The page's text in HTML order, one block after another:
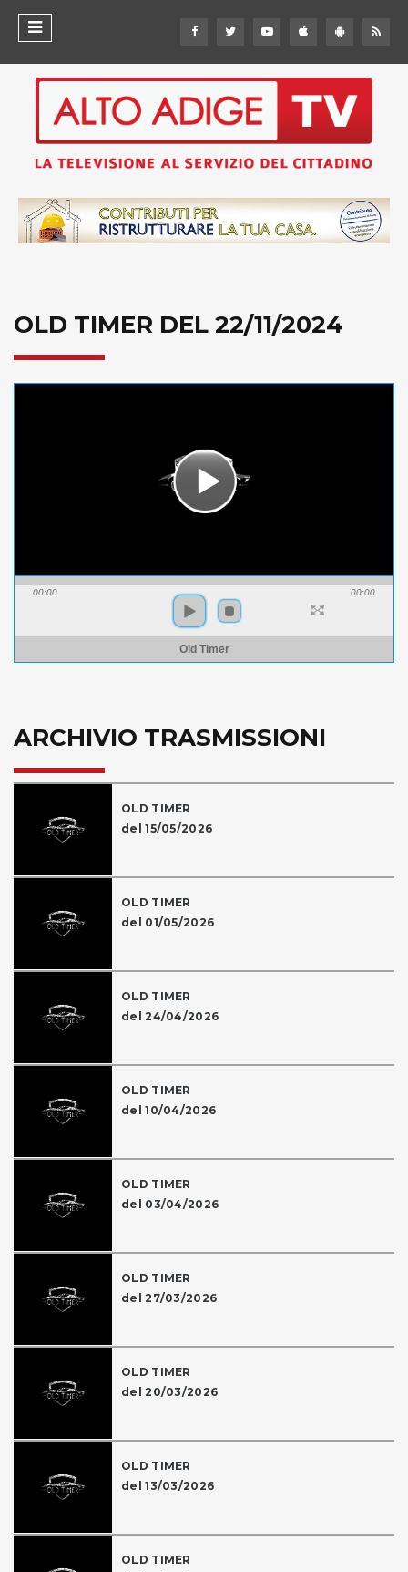
OLD TIMER DEL 22/11/2024
00:00 00:00
Old Timer
ARCHIVIO TRASMISSIONI
OLD TIMER
del 15/05/2026
OLD TIMER
del 01/05/2026
OLD TIMER
del 24/04/2026
OLD TIMER
del 10/04/2026
OLD TIMER
del 03/04/2026
OLD TIMER
del 27/03/2026
OLD TIMER
del 20/03/2026
OLD TIMER
del 13/03/2026
OLD TIMER